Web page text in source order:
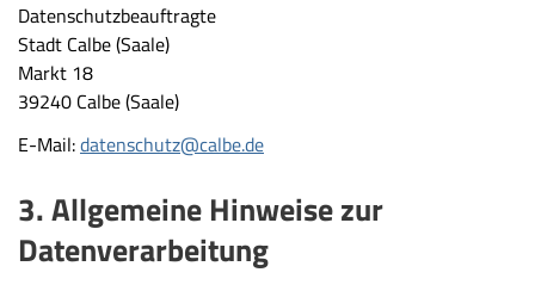
Datenschutzbeauftragte
Stadt Calbe (Saale)
Markt 18
39240 Calbe (Saale)
E-Mail:datenschutz@calbe.de
3. Allgemeine Hinweise zur
Datenverarbeitung